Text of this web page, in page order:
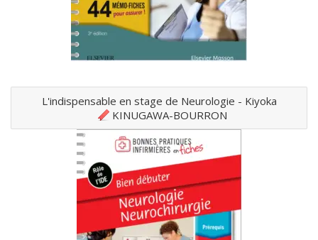
L'indispensable en stage de Neurologie - Kiyoka
KINUGAWA-BOURRON